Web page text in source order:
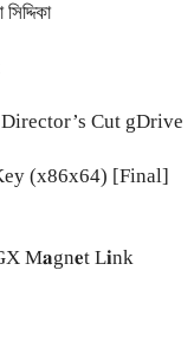
Cut gDrive
(x86x64) [Final]
M𝐚gn𝐞t L𝐢nk